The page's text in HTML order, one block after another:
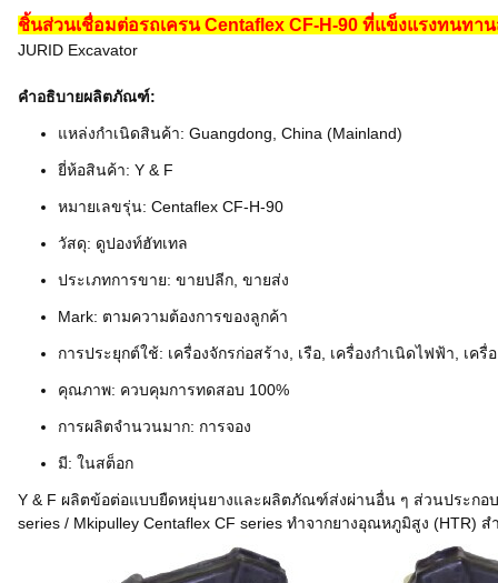
ชิ้นส่วนเชื่อมต่อรถเครน Centaflex CF-H-90 ที่แข็งแรงทนทา
JURID Excavator
คำอธิบายผลิตภัณฑ์:
แหล่งกำเนิดสินค้า: Guangdong, China (Mainland)
ยี่ห้อสินค้า: Y & F
หมายเลขรุ่น: Centaflex CF-H-90
วัสดุ: ดูปองท์ฮัทเทล
ประเภทการขาย: ขายปลีก, ขายส่ง
Mark: ตามความต้องการของลูกค้า
การประยุกต์ใช้: เครื่องจักรก่อสร้าง, เรือ, เครื่องกำเนิดไฟฟ้า, เครื่
คุณภาพ: ควบคุมการทดสอบ 100%
การผลิตจำนวนมาก: การจอง
มี: ในสต็อก
Y & F ผลิตข้อต่อแบบยืดหยุ่นยางและผลิตภัณฑ์ส่งผ่านอื่น ๆ ส่วนประกอ
series / Mkipulley Centaflex CF series ทำจากยางอุณหภูมิสูง (HTR)